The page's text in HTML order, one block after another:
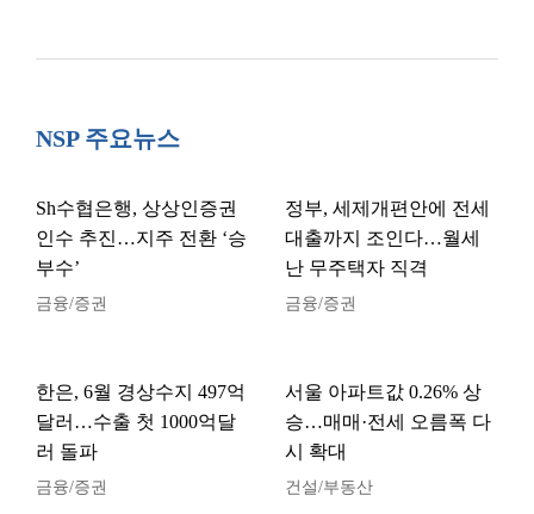
NSP 주요뉴스
Sh수협은행, 상상인증권
인수 추진…지주 전환 ‘승
부수’
금융/증권
정부, 세제개편안에 전세
대출까지 조인다…월세
난 무주택자 직격
금융/증권
한은, 6월 경상수지 497억
달러…수출 첫 1000억달
러 돌파
금융/증권
서울 아파트값 0.26% 상
승…매매·전세 오름폭 다
시 확대
건설/부동산